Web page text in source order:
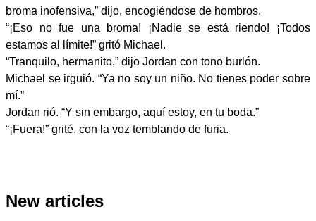
broma inofensiva,” dijo, encogiéndose de hombros.
“¡Eso no fue una broma! ¡Nadie se está riendo! ¡Todos
estamos al límite!” gritó Michael.
“Tranquilo, hermanito,” dijo Jordan con tono burlón.
Michael se irguió. “Ya no soy un niño. No tienes poder sobre
mí.”
Jordan rió. “Y sin embargo, aquí estoy, en tu boda.”
“¡Fuera!” grité, con la voz temblando de furia.
New articles